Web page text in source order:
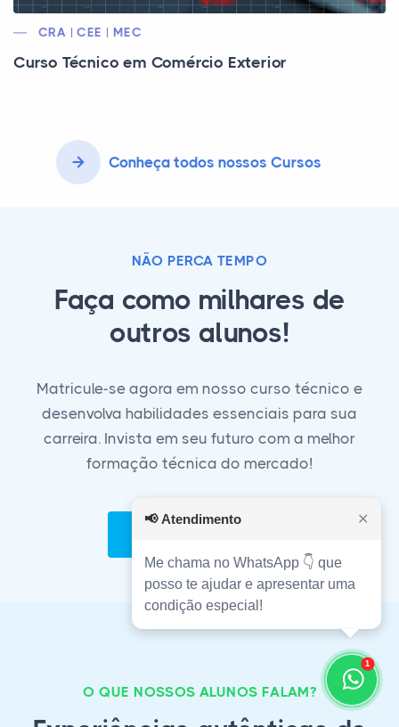
CRA | CEE | MEC
Curso Técnico em Comércio Exterior
Conheça todos nossos Cursos
NÃO PERCA TEMPO
Faça como milhares de
outros alunos!
Matricule-se agora em nosso curso técnico e
desenvolva habilidades essenciais para sua
carreira. Invista em seu futuro com a melhor
formação técnica do mercado!
O QUE NOSSOS ALUNOS FALAM?
1
📢 Atendimento ✕
Me chama no WhatsApp 👇 que
posso te ajudar e apresentar uma
condição especial!